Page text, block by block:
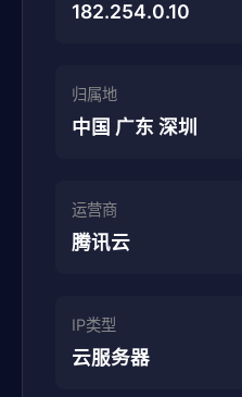
182.254.0.10
归属地
中国 广东 深圳
运营商
腾讯云
IP类型
云服务器